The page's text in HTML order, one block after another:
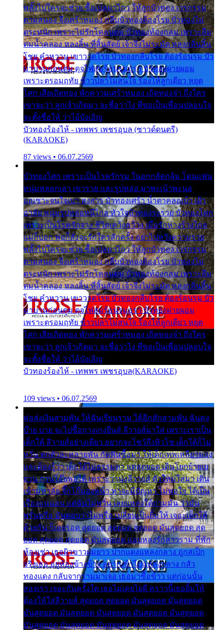
พลั้งไปใครจะช่วย ซื้อเปลมาไกว ให้ลูกบัวทอง เวรกรรม
ตามสนอง จึงเศร้าหมอง กลีบบัวทองต้องโรย บัวทองไม่
ตระหนัก เพราะไม่รักโคลนตม บัวทองท้องกลม เพราะลืม
ตมน้ำคลอง หลงลิ้น ที่สิ้นสัตย์ เจ้าจึงไม่ระมัด หลงกลิ่นลิ้น
โชย คำหวาน เขาวาดโรย บัวทองกลีบโรย ต้องร้อนรุม บัว
มาบานก่อนตูม ดุจไฟสุมร้อนรุมอุรา บัวทองผ่ายผอม
เพราะตรอมฤทัย ข้าวปลาไม่สนใจ ร้องไห้ลูกเดียว หยุด
โศก เสียเถิดทอง พักความเศร้าหมอง เถิดทองจ๋า ถึงใคร
เขาจะว่า ลูกเจ้าเกิดมา จะชื่อว่าไง พี่ขอเป็นเพื่อนปลอบใจ
จะตั้งชื่อให้ ว่าไอ้บังเอิญ
บัวทองร้องไห้ - เทพพร เพชรอุบล (ซาวด์ดนตรี)
(KARAOKE)
87 views • 06.07.2569
บัวทองโศก เพราะเป็นโรครักรุม ในอกกลัดกลุ้ม โดนแฟน
หนุ่มหลอกเอา เขารวย และรูปหล่อ มาพะเน้าพะนอ
ออเซาะจนใจเบา สงสาร บัวทองเศร้า น้ำตาคลอเบ้า เฝ้า
อาลัย หนุ่มรูปหล่อหนีไกล หัวใจบัวทองระรวย บัวทองโศก
เพราะเป็นโรครักจาง ชีวิตเคว้งคว้าง เมื่อรักห่างร้างไกล
แม่ก็บอก พ่อก็สั่งจะรักใครสักครั้ง อย่าไปหวังความรวย
พลั้งไปใครจะช่วย ซื้อเปลมาไกว ให้ลูกบัวทอง เวรกรรม
ตามสนอง จึงเศร้าหมอง กลีบบัวทองต้องโรย บัวทองไม่
ตระหนัก เพราะไม่รักโคลนตม บัวทองท้องกลม เพราะลืม
ตมน้ำคลอง หลงลิ้น ที่สิ้นสัตย์ เจ้าจึงไม่ระมัด หลงกลิ่นลิ้น
โชย คำหวาน เขาวาดโรย บัวทองกลีบโรย ต้องร้อนรุม บัว
มาบานก่อนตูม ดุจไฟสุมร้อนรุมอุรา บัวทองผ่ายผอม
เพราะตรอมฤทัย ข้าวปลาไม่สนใจ ร้องไห้ลูกเดียว หยุด
โศก เสียเถิดทอง พักความเศร้าหมอง เถิดทองจ๋า ถึงใคร
เขาจะว่า ลูกเจ้าเกิดมา จะชื่อว่าไง พี่ขอเป็นเพื่อนปลอบใจ
จะตั้งชื่อให้ ว่าไอ้บังเอิญ
บัวทองร้องไห้ - เทพพร เพชรอุบล(KARAOKE)
109 views • 06.07.2569
พ่อส่งเงินสามพัน ให้ฉันเรียนราม ได้อีกสักสามพัน ฉันคง
บ๊าย บาย จะไปซื้อกางเกงยีนส์ ลีวายส์มาใส่ เพราะเราเป็น
เด็กใต้ ลีวายส์อย่างเดียว อยากจะโชว์ถึงหิวโซ เด็กใต้ก็ไม่
หวั่น ตกตัวละหลายพัน กัดฟันซื้อมา ให้เด็กเทพเหลียวมอง
และต้องรู้ว่า เด็กใต้ไม่ธรรมดา แต่สุดยอด เดินโยกย้ายเย
ยวน กวนโอ๊ยพอได้ เพราะว่านุ่งลีวายส์ ตัวใหม่ใส่มา เดิน
เข้ามหาลัย จิ๊กโก๊มองหน้า ท่าจะมีปัญหา ไม่พอใจ ได้เป็น
เรื่องแน่นอน แต่ฉันไม่หวั่น เลยแหลงใต้ถามมัน ว่ามัน
พรั่นพรือ มันตอบว่าไม่พรื่อ เปลี่ยนเป็นยิ้มให้ เจอะเด็กใต้
ด้วยกัน ก็เลยรอด สุดยอด สุดยอด สุดยอด มันสุดยอด สุด
ยอด สุดยอด สุดยอด มันสุดยอด แอบหลงรักสาวราม ที่พัก
ห้องเช่า เธอผิวขาวผมยาว ปากแดงแหลงกลาง ถูกสเป็ก
จริงเธอ อยู่ห้องข้างข้าง อยากเข้าไปแหลงกลาง กลัว
ทองแดง กลับจากรามมาเจอ เธอมาซื้อข้าว แต่ก่อนนั้น
สองเรา เจอะกันครั้งใด เธอไม่เคยไยดี คราวนี้เธอยิ้มให้
ต้องให้ใส่ลีวายส์ สุดยอด สุดยอด มันสุดยอด มันสุดยอด
มันสุดยอด มันสุดยอด มันสุดยอด มันสุดยอด มันสุดยอด
มันสุดยอด มันสุดยอด มันสุดยอด มันสุดยอด มันสุดยอด